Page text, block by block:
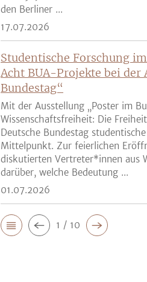
den Berliner ...
17.07.2026
Studentische Forschung
Acht BUA-Projekte bei der
Bundestag“
Mit der Ausstellung „Poster im
Wissenschaftsfreiheit: Die
Deutsche Bundestag
Mittelpunkt. Zur feierlichen
diskutierten Vertreter*innen aus
darüber, welche Bedeutung ...
01.07.2026
1 / 10